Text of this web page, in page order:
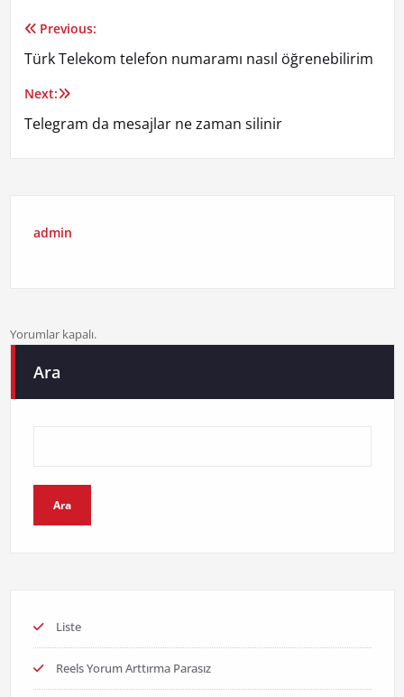
Yazı
gezinmesi
Previous:
Türk Telekom telefon numaramı nasıl öğrenebilirim
Next:
Telegram da mesajlar ne zaman silinir
admin
Yorumlar kapalı.
Ara
Ara
Liste
Reels Yorum Arttırma Parasız